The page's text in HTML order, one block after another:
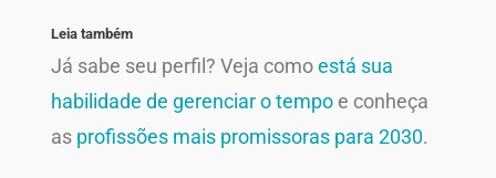
Leia também
Já sabe seu perfil? Veja comoestá sua
habilidade de gerenciar o tempo e conheça
as profissões mais promissoras para 2030.